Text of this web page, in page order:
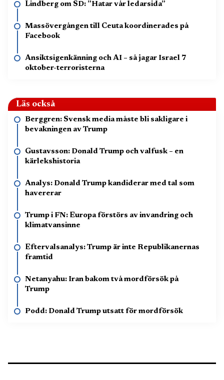
Lindberg om SD: ”Hatar vår ledarsida”
Massövergången till Ceuta koordinerades på
Facebook
Ansiktsigenkänning och AI – så jagar Israel 7
oktober-terroristerna
Läs också
Berggren: Svensk media måste bli sakligare i
bevakningen av Trump
Gustavsson: Donald Trump och valfusk – en
kärlekshistoria
Analys: Donald Trump kandiderar med tal som
havererar
Trump i FN: Europa förstörs av invandring och
klimatvansinne
Eftervalsanalys: Trump är inte Republikanernas
framtid
Netanyahu: Iran bakom två mordförsök på
Trump
Podd: Donald Trump utsatt för mordförsök